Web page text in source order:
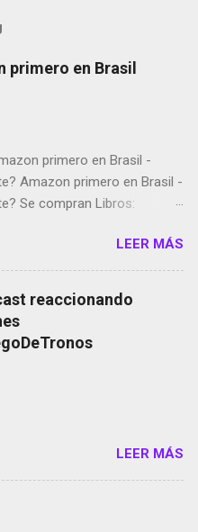
primero en Brasil
primero en Brasil -
Amazon primero en Brasil -
Se compran Libros:
Mirror Twitter deja de verificar
fotógrafos Brian May y el
Música y vídeo selfies en la
saca a Kevin Spacey de su
a los que usan el
La serie de la Tierra
de bicicletas de alquiler
Photos Llegando Partimos
tamaño y su importancia...
LEER MÁS
reaccionando
LEER MÁS